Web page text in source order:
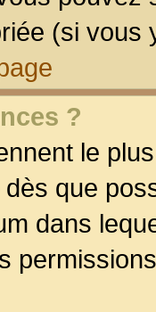
(si vous
?
le
que
dans